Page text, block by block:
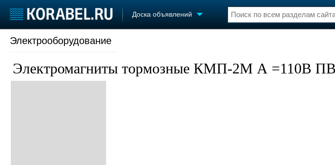
Доска объявлений
Судостроение
Новости
Компании
Торговая площадка
Продажа флота
Оборудование
Личности
Форум
Электрооборудование
Электромагниты тормозные КМП-2М А =110В